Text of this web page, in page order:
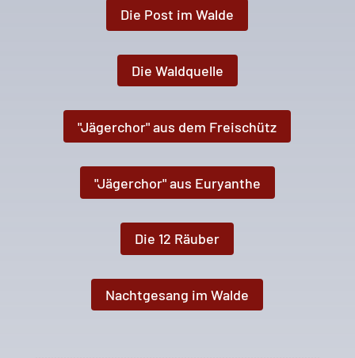
Die Post im Walde
Die Waldquelle
"Jägerchor" aus dem Freischütz
"Jägerchor" aus Euryanthe
Die 12 Räuber
Nachtgesang im Walde